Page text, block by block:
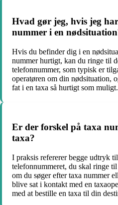
Hvad gør jeg, hvis jeg
nummer i en
Hvis du befinder dig i en
nummer hurtigt, kan du ringe til
telefonnummer, som typisk er
operatøren om din nødsituation,
fat i en taxa så hurtigt som muligt.
Er der forskel på taxa
taxa?
I praksis refererer begge udtryk
telefonnummeret, du skal ringe
om du søger efter taxa nummer
blive sat i kontakt med en
med at bestille en taxa til din